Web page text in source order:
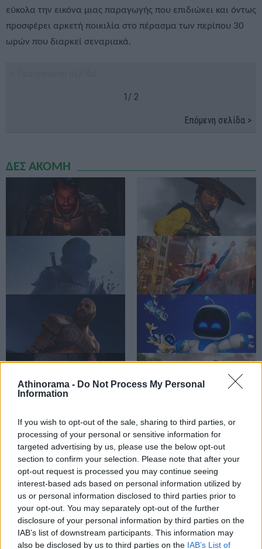
Athinorama - Do Not Process My Personal
Information
If you wish to opt-out of the sale, sharing to third parties, or
processing of your personal or sensitive information for
targeted advertising by us, please use the below opt-out
section to confirm your selection. Please note that after your
opt-out request is processed you may continue seeing
interest-based ads based on personal information utilized by
us or personal information disclosed to third parties prior to
your opt-out. You may separately opt-out of the further
disclosure of your personal information by third parties on the
IAB’s list of downstream participants. This information may
also be disclosed by us to third parties on the IAB’s List of
εύκολα την εικόνα μιας παραγωγής που επιδιώκει και όντως
προσφέρει αρκετή ποικιλία στο πέρασμα των περίπου 30
ωρών που διαρκεί σεναριακά.
1/ 2
Επόμενη σελίδα >
ΔΕΣ ΑΚΟΜΗ
Ghost of Yotei
Days Gone Remastered Marvel's Spiderman 2
God of War: Ragnarok Astro Bot
Ghost of Tsushima
Director's Cut
Horizon: Forbidden West
Complete Edition
ΔΗΜΟΦΙΛΕΣΤΕΡΑ ΘΕΜΑΤΑ
Αύγουστος στο Netflix:
καλοκαιρινές
To The Odyssey "σπάει
ταμεία" παντού, στο σπίτι...